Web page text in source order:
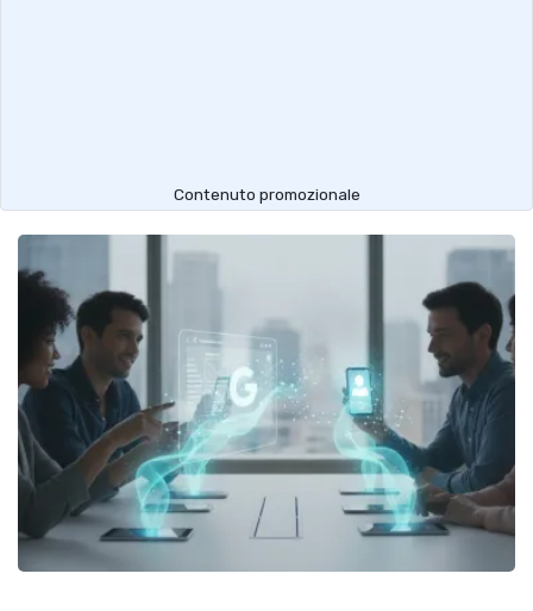
Contenuto promozionale